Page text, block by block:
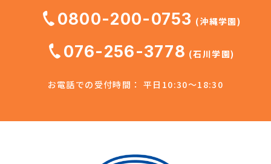
0800-200-0753 (沖縄学園)
076-256-3778 (石川学園)
お電話での受付時間： 平日10:30～18:30